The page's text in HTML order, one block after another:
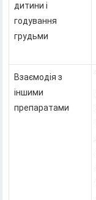
дитини і
годування
грудьми
Взаємодія з
іншими
препаратами